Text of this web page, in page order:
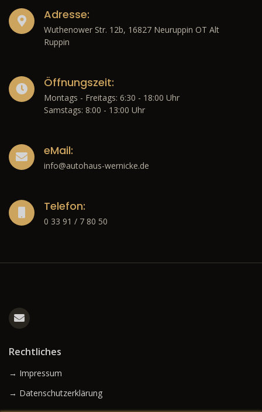
Adresse:
Wuthenower Str. 12b, 16827 Neuruppin OT Alt
Ruppin
Öffnungszeit:
Montags - Freitags: 6:30 - 18:00 Uhr
Samstags: 8:00 - 13:00 Uhr
eMail:
info@autohaus-wernicke.de
Telefon:
0 33 91 / 7 80 50
Rechtliches
→ Impressum
→ Datenschutzerklärung